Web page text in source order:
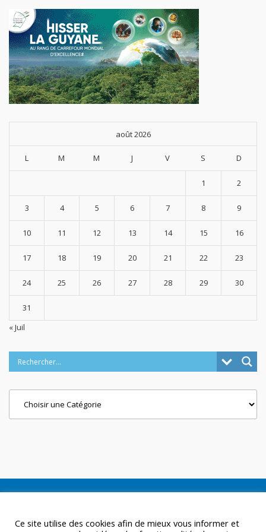
août 2026
L M M J V S D
1 2
3 4 5 6 7 8 9
10 11 12 13 14 15 16
17 18 19 20 21 22 23
24 25 26 27 28 29 30
31
« Juil
Ce site utilise des cookies afin de mieux vous informer et